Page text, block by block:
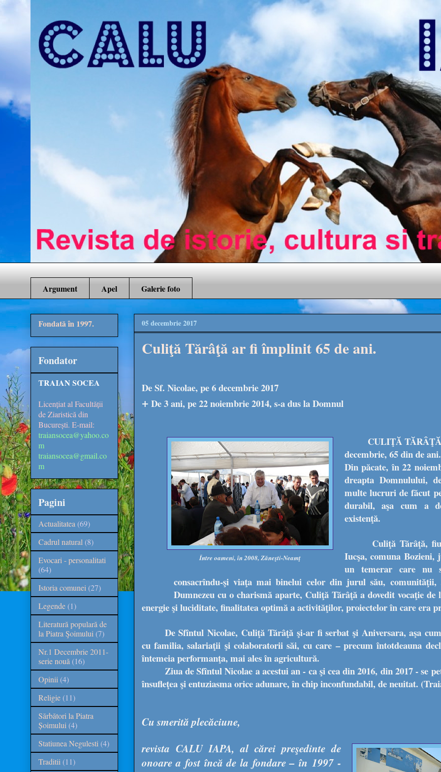
Argument Apel Galerie foto
05 decembrie 2017
Culiţă Tărâţă ar fi împlinit 65 de ani.
De Sf. Nicolae, pe 6 decembrie 2017
+ De 3 ani, pe 22 noiembrie 2014, s-a dus la Domnul
Între oameni, în 2008, Zăneşti-Neamţ
CULIŢĂ
decembrie, 65 din de ani.
Din păcate, în 22
dreapta Domnulului,
multe lucruri de făcut
durabil, aşa cum a
existenţă.
Culiţă Tărâţă,
Iucşa, comuna Bozieni,
un temerar care nu
consacrîndu-şi viaţa mai binelui celor din jurul său, comunităţii,
Dumnezeu cu o charismă aparte, Culiţă Tărâţă a dovedit vocaţie
energie şi luciditate, finalitatea optimă a activităţilor, proiectelor în care era
De Sfîntul Nicolae, Culiţă Tărâţă şi-ar fi serbat şi Aniversara, aşa
cu familia, salariaţii şi colaboratorii săi, cu care – precum întotdeauna
întemeia performanţa, mai ales în agricultură.
Ziua de Sfîntul Nicolae a acestui an - ca şi cea din 2016, din 2017 - se
însufleţea şi entuziasma orice adunare, în chip inconfundabil, de neuitat.
Cu smerită plecăciune,
revista CALU IAPA, al cărei preşedinte de
onoare a fost încă de la fondare – în 1997 -
Fondată în 1997.
Fondator
TRAIAN SOCEA
Licențiat al Facultății
de Ziaristică din
București. E-mail:
traiansocea@yahoo.co
m
traiansocea@gmail.co
m
Pagini
Actualitatea (69)
Cadrul natural (8)
Evocari - personalitati
(64)
Istoria comunei (27)
Legende (1)
Literatură populară de
la Piatra Şoimului (7)
Nr.1 Decembrie 2011-
serie nouă (16)
Opinii (4)
Religie (11)
Sărbători la Piatra
Șoimului (4)
Statiunea Negulesti (4)
Traditii (11)